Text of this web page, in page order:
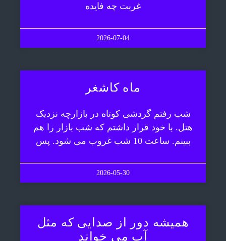
غربت چه فایده
2026-07-04
ماه کاشغر
شب رفتم گردشی کوتاه در بازارچه نزدیک
هتل. با خود قرار داشتم که شب بازار را هم
ببینم. ساعت 10 شب غروب می شود. پس
2026-05-30
همیشه دور از صدایی که مثل
آب می خواند